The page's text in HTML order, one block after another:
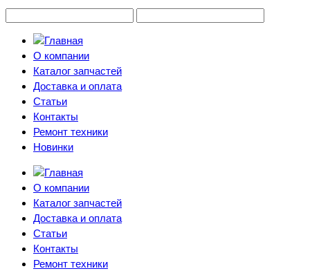
О компании
Каталог запчастей
Доставка и оплата
Статьи
Контакты
Ремонт техники
Новинки
О компании
Каталог запчастей
Доставка и оплата
Статьи
Контакты
Ремонт техники